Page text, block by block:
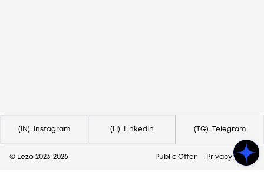
(IN). Instagram (LI). LinkedIn (TG). Telegram
© Lezo 2023-2026 Public Offer Privacy Policy